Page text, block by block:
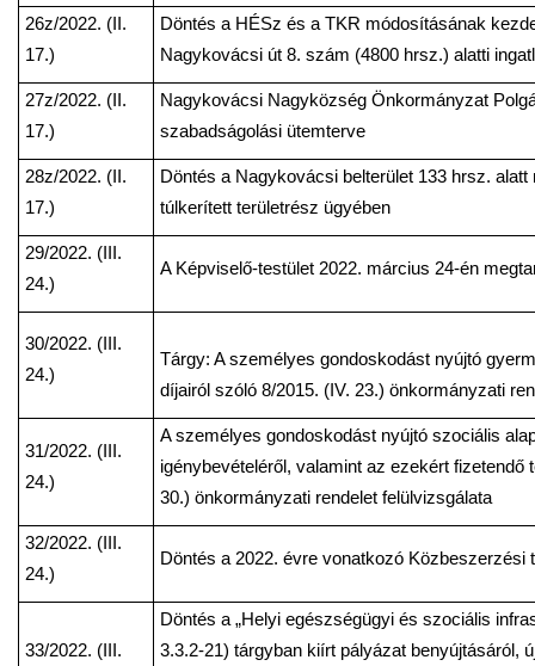
26z/2022. (II.
17.)
Döntés a HÉSz és a TKR módosításának
Nagykovácsi út 8. szám (4800 hrsz.) alatti
27z/2022. (II.
17.)
Nagykovácsi Nagyközség Önkormányzat
szabadságolási ütemterve
28z/2022. (II.
17.)
Döntés a Nagykovácsi belterület 133 hrsz. alatt
túlkerített területrész ügyében
29/2022. (III.
24.)
A Képviselő-testület 2022. március 24-én
30/2022. (III.
24.)
Tárgy: A személyes gondoskodást nyújtó
díjairól szóló 8/2015. (IV. 23.) önkormányzati
31/2022. (III.
24.)
A személyes gondoskodást nyújtó szociális
igénybevételéről, valamint az ezekért fizetendő
30.) önkormányzati rendelet felülvizsgálata
32/2022. (III.
24.)
Döntés a 2022. évre vonatkozó Közbeszerzési
33/2022. (III.
Döntés a „Helyi egészségügyi és szociális
3.3.2-21) tárgyban kiírt pályázat benyújtásáról,